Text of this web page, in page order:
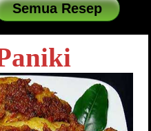
Semua Resep